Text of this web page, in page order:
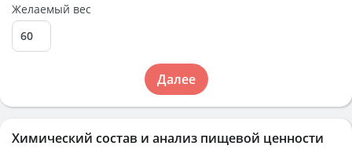
Химический состав и анализ пищевой ценности
Желаемый вес
Далее